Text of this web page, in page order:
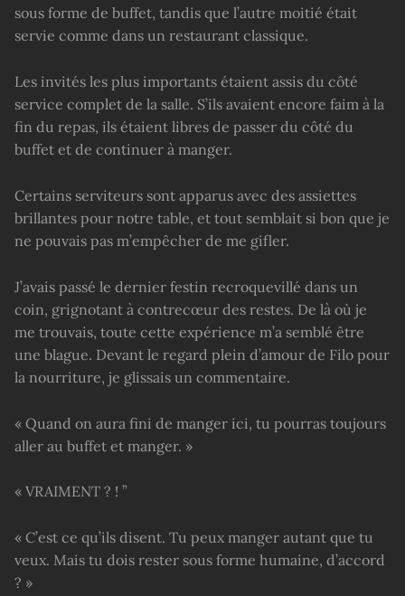
sous forme de buffet, tandis que l’autre moitié était
servie comme dans un restaurant classique.
Les invités les plus importants étaient assis du côté
service complet de la salle. S’ils avaient encore faim à la
fin du repas, ils étaient libres de passer du côté du
buffet et de continuer à manger.
Certains serviteurs sont apparus avec des assiettes
brillantes pour notre table, et tout semblait si bon que je
ne pouvais pas m’empêcher de me gifler.
J’avais passé le dernier festin recroquevillé dans un
coin, grignotant à contrecœur des restes. De là où je
me trouvais, toute cette expérience m’a semblé être
une blague. Devant le regard plein d’amour de Filo pour
la nourriture, je glissais un commentaire.
« Quand on aura fini de manger ici, tu pourras toujours
aller au buffet et manger. »
« VRAIMENT ? ! ”
« C’est ce qu’ils disent. Tu peux manger autant que tu
veux. Mais tu dois rester sous forme humaine, d’accord
? »